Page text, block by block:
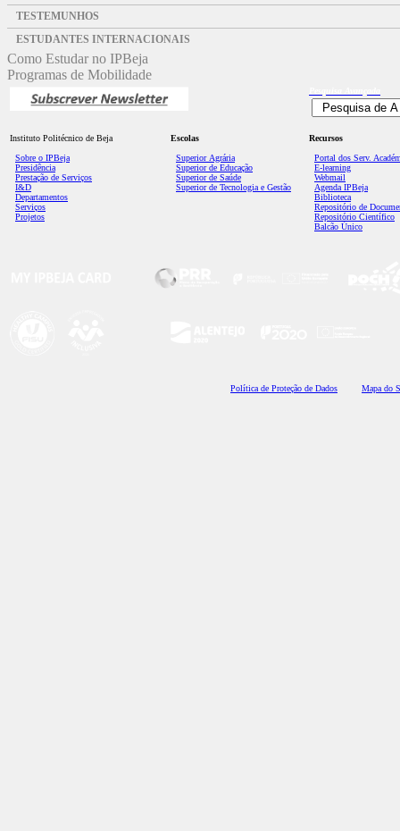
TESTEMUNHOS
ESTUDANTES INTERNACIONAIS
Como Estudar no IPBeja
Programas de Mobilidade
Instituto Politécnico de Beja
Sobre o IPBeja
Presidência
Prestação de Serviços
I&D
Departamentos
Serviços
Projetos
Escolas
Superior Agrária
Superior de Educação
Superior de Saúde
Superior de Tecnologia e Gestão
Recursos
Portal dos Serv.
E-learning
Webmail
Agenda IPBeja
Biblioteca
Repositório de
Repositório Científico
Balcão Único
Política de Proteção de Dados Mapa do